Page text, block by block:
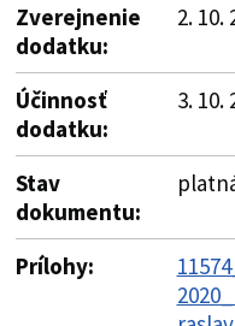
Zverejnenie
dodatku:
2. 10.
Účinnosť
dodatku:
3. 10.
Stav
dokumentu:
Prílohy: